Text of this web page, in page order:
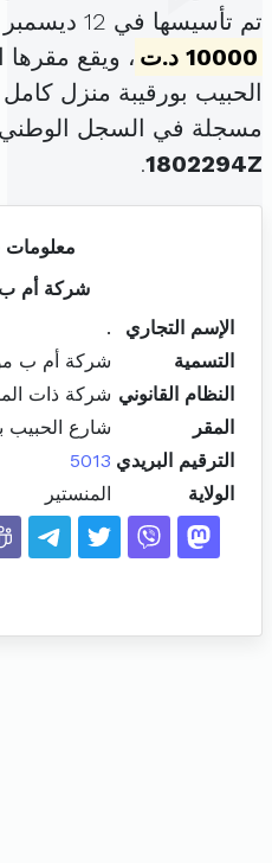
تم تأسيسها في 12 ديسمبر 2022 برأس مال قدره
10000 د.ت
، ويقع
الحبيب بورقيبة منزل
مسجلة في السجل
1802294Z
.
شركة أم ب
الإسم التجاري
.
التسمية
شركة أم ب
النظام القانوني شركة ذات
المقر
شارع الحبيب
الترقيم البريدي 5013
الولاية
المنستير